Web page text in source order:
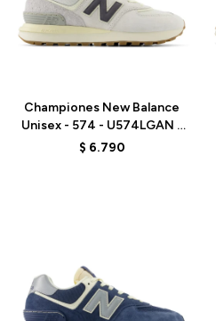
Championes New Balance
Unisex - 574 - U574LGAN -
ALLOY/WHITE
$ 6.790